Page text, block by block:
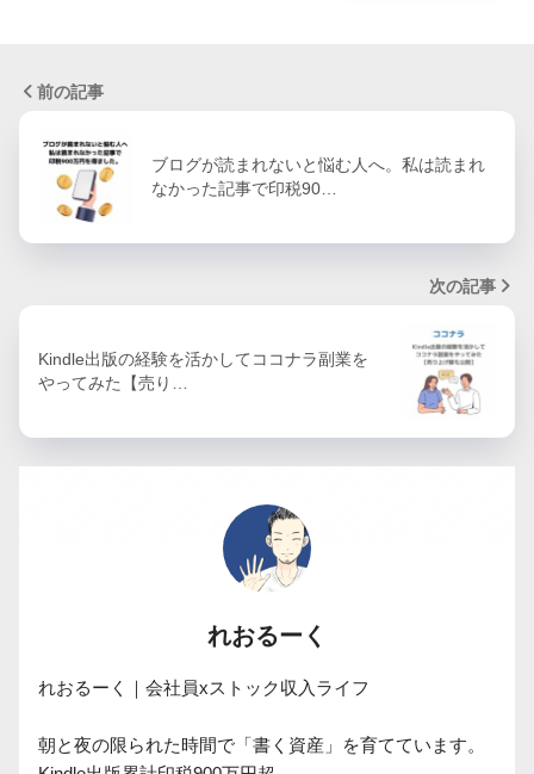
前の記事
ブログが読まれないと悩む人へ。私は読まれ
なかった記事で印税90…
次の記事
Kindle出版の経験を活かしてココナラ副業を
やってみた【売り…
れおるーく
れおるーく｜会社員xストック収入ライフ
朝と夜の限られた時間で「書く資産」を育てています。